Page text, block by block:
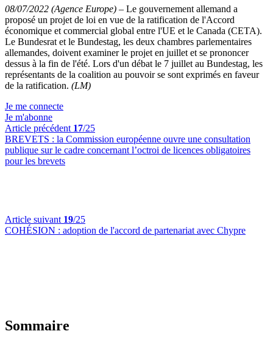
08/07/2022 (Agence Europe) – Le gouvernement allemand a
proposé un projet de loi en vue de la ratification de l'Accord
économique et commercial global entre l'UE et le Canada (CETA).
Le Bundesrat et le Bundestag, les deux chambres parlementaires
allemandes, doivent examiner le projet en juillet et se prononcer
dessus à la fin de l'été. Lors d'un débat le 7 juillet au Bundestag, les
représentants de la coalition au pouvoir se sont exprimés en faveur
de la ratification. (LM)
Je me connecte
Je m'abonne
Article précédent 17/25
BREVETS : la Commission européenne ouvre une consultation
publique sur le cadre concernant l’octroi de licences obligatoires
pour les brevets
Article suivant 19/25
COHÉSION : adoption de l'accord de partenariat avec Chypre
Sommaire